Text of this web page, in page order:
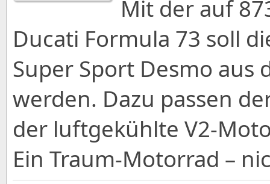
Mit der auf
Ducati Formula 73 soll
Super Sport Desmo aus
werden. Dazu passen
der luftgekühlte V2-
Ein Traum-Motorrad –